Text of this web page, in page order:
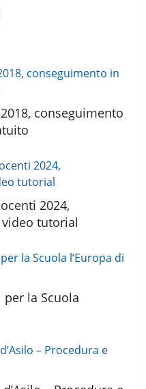
conseguimento
2024,
tutorial
la Scuola